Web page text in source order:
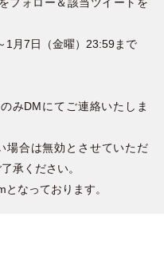
1月7日 （金曜） 23:59まで
みDMにてご連絡いたしま
合は無効とさせていただ
承ください。
なっております。